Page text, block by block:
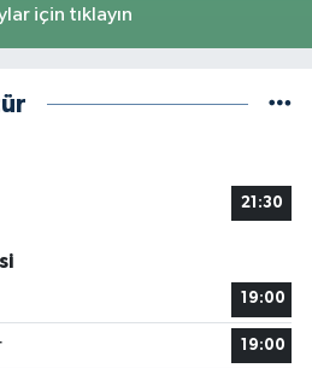
için tıklayın
21:30
19:00
19:00